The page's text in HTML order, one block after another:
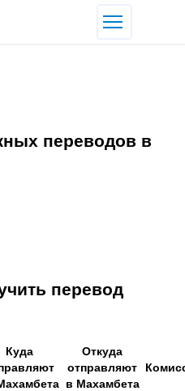
переводов в
перевод
Куда
Откуда
отправляют
в Махамбета